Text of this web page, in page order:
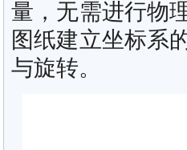
量，无需进行物
图纸建立坐标系
与旋转。